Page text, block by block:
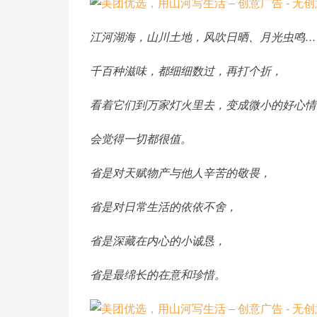
江河湖海，山川土地，风吹日晒、月光虫鸣
千百种滋味，都细细数过，再打个折，
看着它们到万家灯火里去，变成微小的好心
会觉得一切都很值。
省是对天赋物产与他人辛苦的敬畏，
省是对日常生活的依依不舍，
省是深藏在内心的小诚恳，
省是最绵长的在意和珍惜。